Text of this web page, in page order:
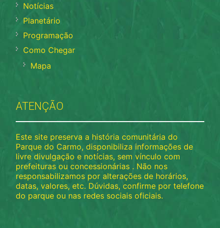
Notícias
Planetário
Programação
Como Chegar
Mapa
ATENÇÃO
Este site preserva a história comunitária do
Parque do Carmo, disponibiliza informações de
livre divulgação e notícias, sem vínculo com
prefeituras ou concessionárias . Não nos
responsabilizamos por alterações de horários,
datas, valores, etc. Dúvidas, confirme por telefone
do parque ou nas redes sociais oficiais.